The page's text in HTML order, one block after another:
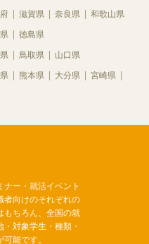
滋賀県 奈良県 和歌山県
徳島県
鳥取県 山口県
熊本県 大分県
宮崎県
ー・就活イベント
者向けのそれぞれの
もちろん、全国の就
対象学生・種類・
能です。